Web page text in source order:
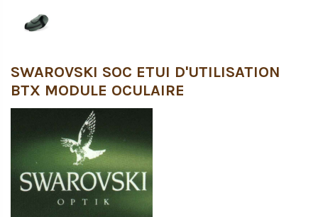
SWAROVSKI SOC ETUI D'UTILISATION
BTX MODULE OCULAIRE